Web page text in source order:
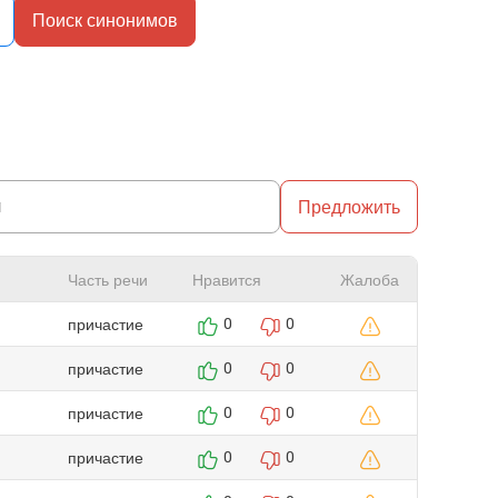
Поиск синонимов
Предложить
Часть речи Нравится
Жалоба
причастие
0 0
причастие 0 0
причастие 0 0
причастие 0 0